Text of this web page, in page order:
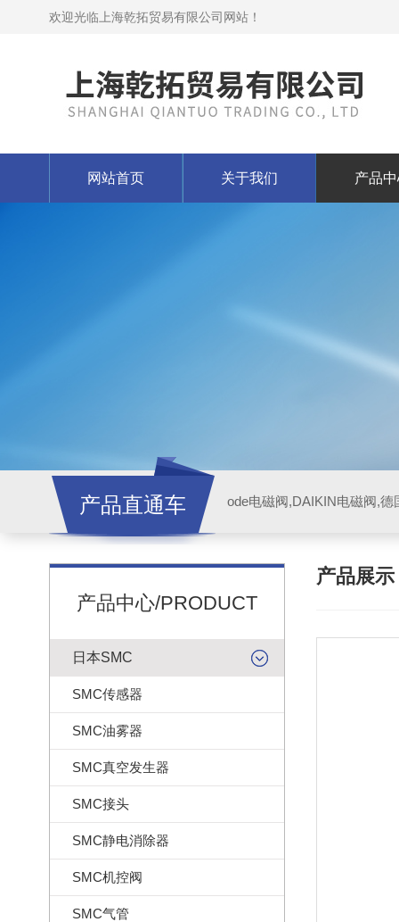
欢迎光临上海乾拓贸易有限公司网站！
网站首页 关于我们 产品
产品直通车 ode电磁阀,DAIKIN电磁阀,
产品中心/PRODUCT
日本SMC
SMC传感器
SMC油雾器
SMC真空发生器
SMC接头
SMC静电消除器
SMC机控阀
SMC气管
产品展示